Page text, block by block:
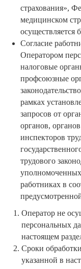
страхования»,
медицинском
осуществляется
Согласие
Оператором
налоговые
профсоюзные
рамках
запросов от
органов,
инспекторов
трудового
работниках в
Оператор не
персональных
настоящем
Сроки
указанной в